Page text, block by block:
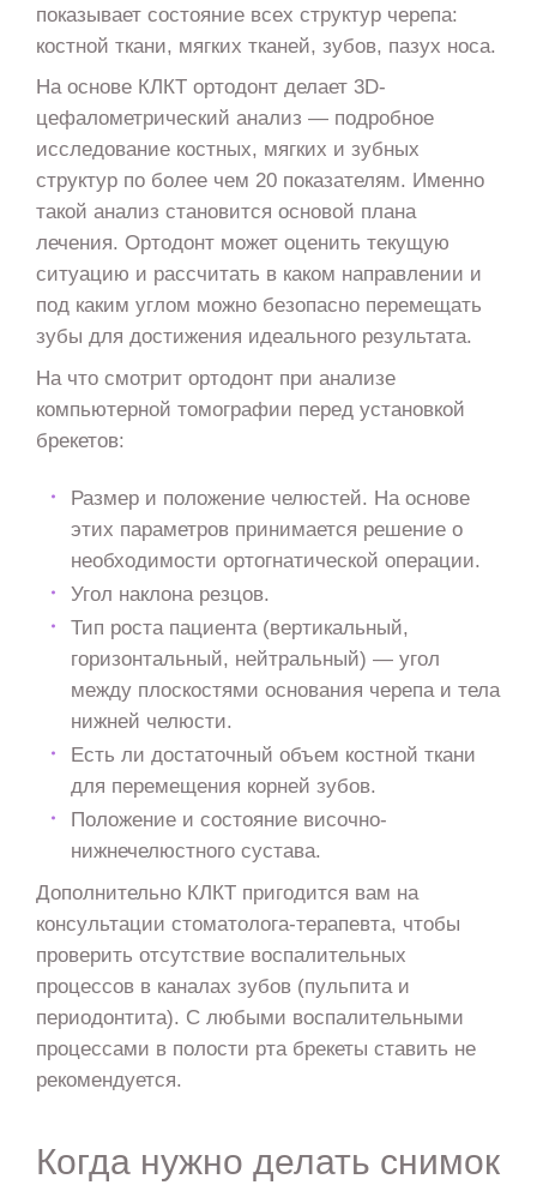
показывает состояние всех структур черепа:
костной ткани, мягких тканей, зубов, пазух носа.
На основе КЛКТ ортодонт делает 3D-
цефалометрический анализ — подробное
исследование костных, мягких и зубных
структур по более чем 20 показателям. Именно
такой анализ становится основой плана
лечения. Ортодонт может оценить текущую
ситуацию и рассчитать в каком направлении и
под каким углом можно безопасно перемещать
зубы для достижения идеального результата.
На что смотрит ортодонт при анализе
компьютерной томографии перед установкой
брекетов:
Размер и положение челюстей. На основе
этих параметров принимается решение о
необходимости ортогнатической операции.
Угол наклона резцов.
Тип роста пациента (вертикальный,
горизонтальный, нейтральный) — угол
между плоскостями основания черепа и тела
нижней челюсти.
Есть ли достаточный объем костной ткани
для перемещения корней зубов.
Положение и состояние височно-
нижнечелюстного сустава.
Дополнительно КЛКТ пригодится вам на
консультации стоматолога-терапевта, чтобы
проверить отсутствие воспалительных
процессов в каналах зубов (пульпита и
периодонтита). С любыми воспалительными
процессами в полости рта брекеты ставить не
рекомендуется.
Когда нужно делать снимок